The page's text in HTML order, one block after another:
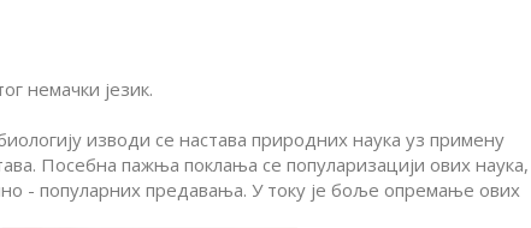
немачки језик.
изводи се настава природних наука уз примену
Посебна пажња поклања се популаризацији ових наука,
- популарних предавања. У току је боље опремање ових